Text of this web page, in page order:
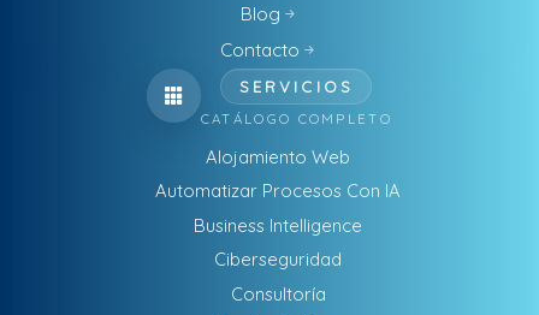
Blog
Contacto
SERVICIOS
CATÁLOGO COMPLETO
Alojamiento Web
Automatizar Procesos Con IA
Business Intelligence
Ciberseguridad
Consultoría